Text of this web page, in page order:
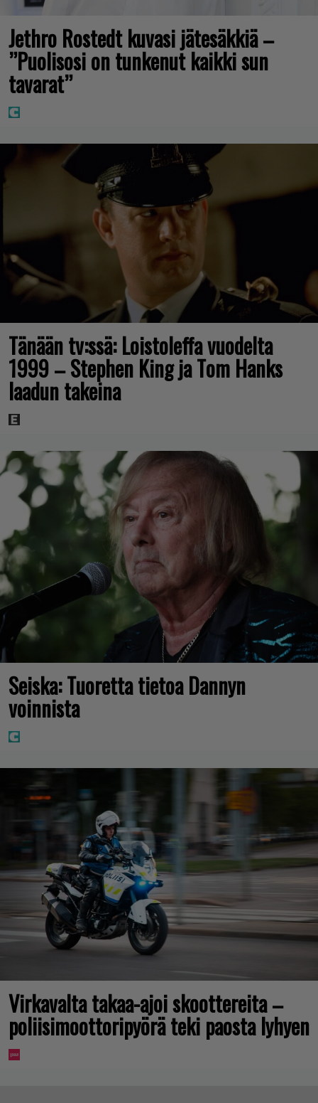
Jethro Rostedt kuvasi jätesäkkiä –
”Puolisosi on tunkenut kaikki sun
tavarat”
Tänään tv:ssä: Loistoleffa vuodelta
1999 – Stephen King ja Tom Hanks
laadun takeina
Seiska: Tuoretta tietoa Dannyn
voinnista
Virkavalta takaa-ajoi skoottereita –
poliisimoottoripyörä teki paosta lyhyen